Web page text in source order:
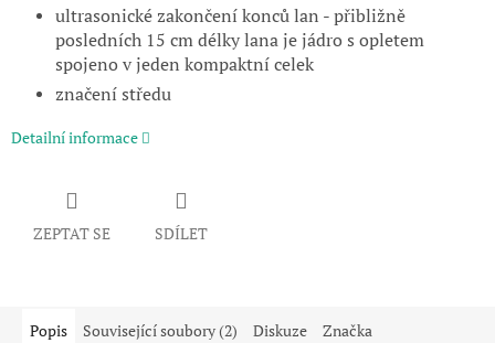
ultrasonické zakončení konců lan - přibližně
posledních 15 cm délky lana je jádro s opletem
spojeno v jeden kompaktní celek
značení středu
Detailní informace
ZEPTAT SE SDÍLET
Popis Související soubory (2) Diskuze Značka